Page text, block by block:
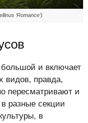
‘Romance’)
и включает
видов, правда,
пересматривают и
разные секции
в